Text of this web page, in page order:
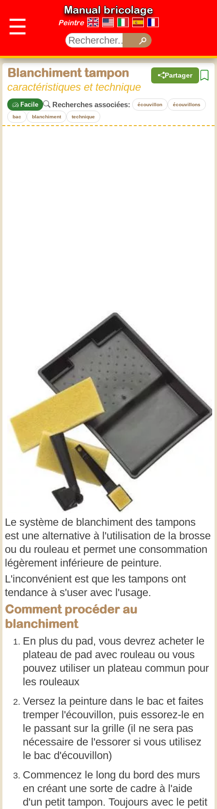
☰
Manual bricolage
Peintre
Partager
Blanchiment tampon
caractéristiques et technique
Facile Recherches associées: écouvillon écouvillons
bac blanchiment technique
Le système de blanchiment des tampons
est une alternative à l'utilisation de la brosse
ou du rouleau et permet une consommation
légèrement inférieure de peinture.
L'inconvénient est que les tampons ont
tendance à s'user avec l'usage.
Comment procéder au
blanchiment
En plus du pad, vous devrez acheter le
plateau de pad avec rouleau ou vous
pouvez utiliser un plateau commun pour
les rouleaux
Versez la peinture dans le bac et faites
tremper l'écouvillon, puis essorez-le en
le passant sur la grille (il ne sera pas
nécessaire de l'essorer si vous utilisez
le bac d'écouvillon)
Commencez le long du bord des murs
en créant une sorte de cadre à l'aide
d'un petit tampon. Toujours avec le petit